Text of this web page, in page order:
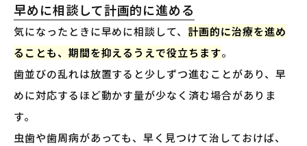
早めに相談して計画的に進める
気になったときに早めに相談して、 計画的に治療を進め
ることも、期間を抑えるうえで役立ちます。
歯並びの乱れは放置すると少しずつ進むことがあり、早
めに対応するほど動かす量が少なく済む場合がありま
す。
虫歯や歯周病があっても、早く見つけて治しておけば、